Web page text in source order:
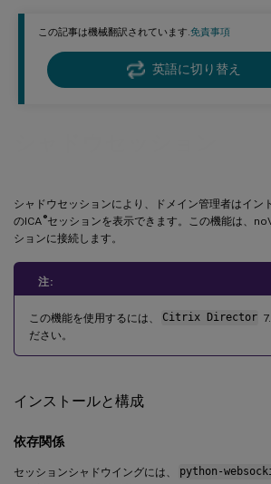
この記事は機械翻訳されています.免責事項
英語に切り替え
シャドウセッションにより、ドメイン管理者はイン
のICA ®セッションを表示できます。この機能は、
ションに接続します。
注:
この機能を使用するには、 Citrix Director
ださい。
インストールと構成
依存関係
セッションシャドウイングには、 python-
トラブルシューティング
Citrix Directorクライアント側